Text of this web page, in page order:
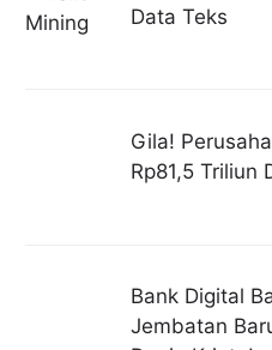
Data Teks
Gila!
Rp81,5 Triliun
Bank Digital
Jembatan